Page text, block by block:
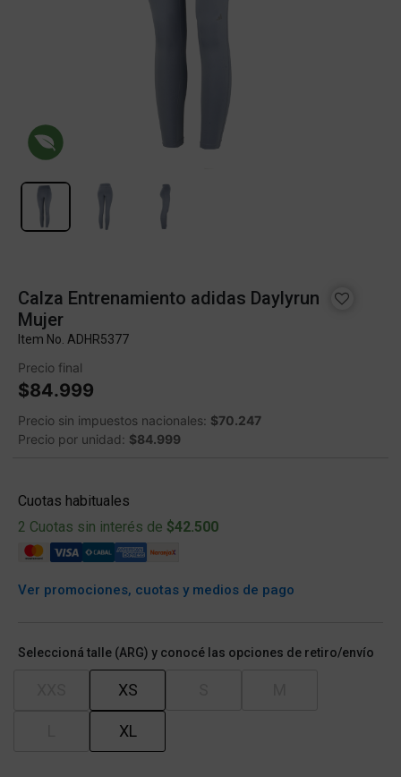
Calza Entrenamiento adidas Daylyrun
Mujer
Item No. ADHR5377
Precio final
$84.999
Precio sin impuestos nacionales: $70.247
Precio por unidad: $84.999
Cuotas habituales
2 Cuotas sin interés de $42.500
Ver promociones, cuotas y medios de pago
Seleccioná talle (ARG) y conocé las opciones de retiro/envío
XS
XL